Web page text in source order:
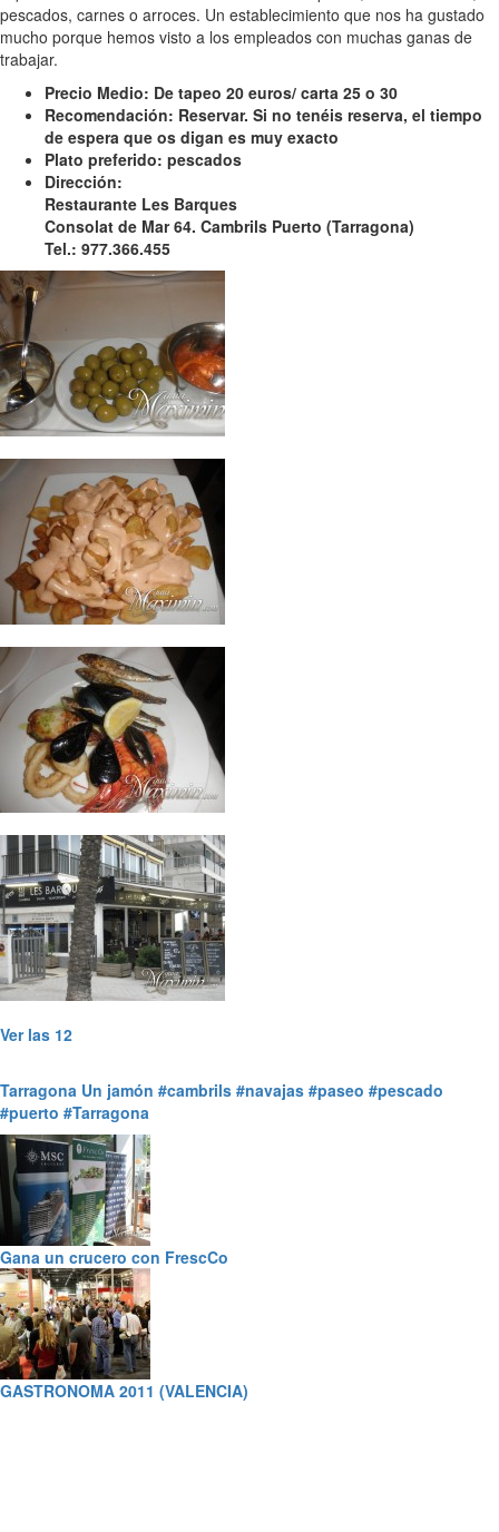
pescados, carnes o arroces. Un establecimiento que nos ha gustado
mucho porque hemos visto a los empleados con muchas ganas de
trabajar.
Precio Medio: De tapeo 20 euros/ carta 25 o 30
Recomendación: Reservar. Si no tenéis reserva, el tiempo
de espera que os digan es muy exacto
Plato preferido: pescados
Dirección:
Restaurante Les Barques
Consolat de Mar 64. Cambrils Puerto (Tarragona)
Tel.: 977.366.455
Ver las 12
Tarragona Un jamón #cambrils #navajas #paseo #pescado
#puerto #Tarragona
Gana un crucero con FrescCo
GASTRONOMA 2011 (VALENCIA)